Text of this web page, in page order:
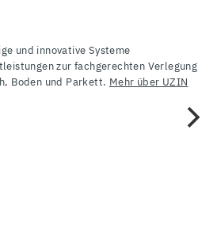
und innovative Systeme
zur fachgerechten Verlegung
Boden und Parkett. Mehr über UZIN